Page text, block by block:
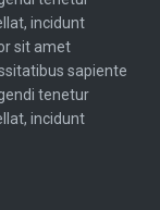
incidunt
sit amet
sapiente
tenetur
incidunt